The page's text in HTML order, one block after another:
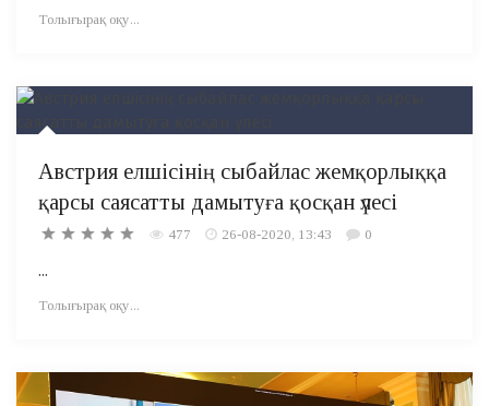
Толығырақ оқу...
Австрия елшісінің сыбайлас жемқорлыққа
қарсы саясатты дамытуға қосқан үлесі
477 26-08-2020, 13:43 0
...
Толығырақ оқу...